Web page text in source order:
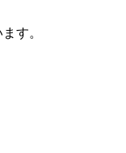
す。